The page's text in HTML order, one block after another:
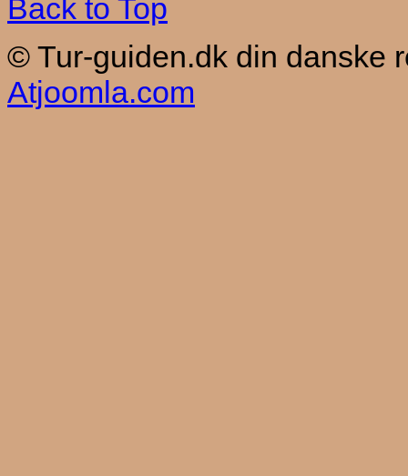
Back to Top
© Tur-guiden.dk din danske
Atjoomla.com